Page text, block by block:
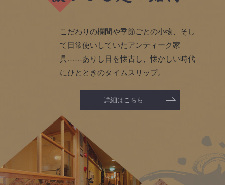
こだわりの欄間や季節ごとの小物、そし
て日常使いしていたアンティーク家
具……ありし日を懐古し、懐かしい時代
にひとときのタイムスリップ。
詳細はこちら